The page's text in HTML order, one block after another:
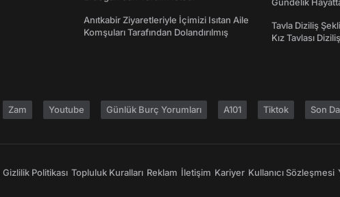
Anıtkabir Ziyaretleriyle İçimizi Isıtan Aile
Komşuları Tarafından Dolandırılmış
Tavla Diziliş
Kız Tavlası
Zam Youtube Günlük Burç Yorumları A101 Tiktok Son
Gizlilik Politikası Topluluk Kuralları Reklam İletişim Kariyer Kullanıcı Sözleşmesi